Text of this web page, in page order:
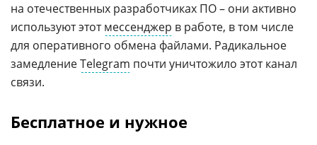
на отечественных разработчиках ПО – они активно
используют этотмессенджер в работе, в том числе
для оперативного обмена файлами. Радикальное
замедлениеTelegram почти уничтожило этот канал
связи.
Бесплатное и нужное